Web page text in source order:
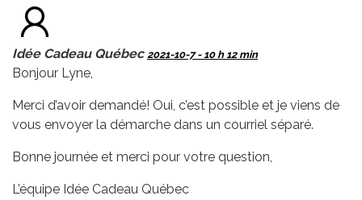
Idée Cadeau Québec 2021-10-7 - 10 h 12 min
Bonjour Lyne,
Merci d’avoir demandé! Oui, c’est possible et je viens de
vous envoyer la démarche dans un courriel séparé.
Bonne journée et merci pour votre question,
L’équipe Idée Cadeau Québec